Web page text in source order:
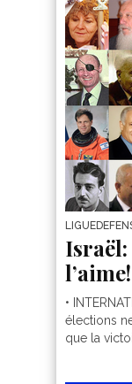
l’aime!
•
élections
que la